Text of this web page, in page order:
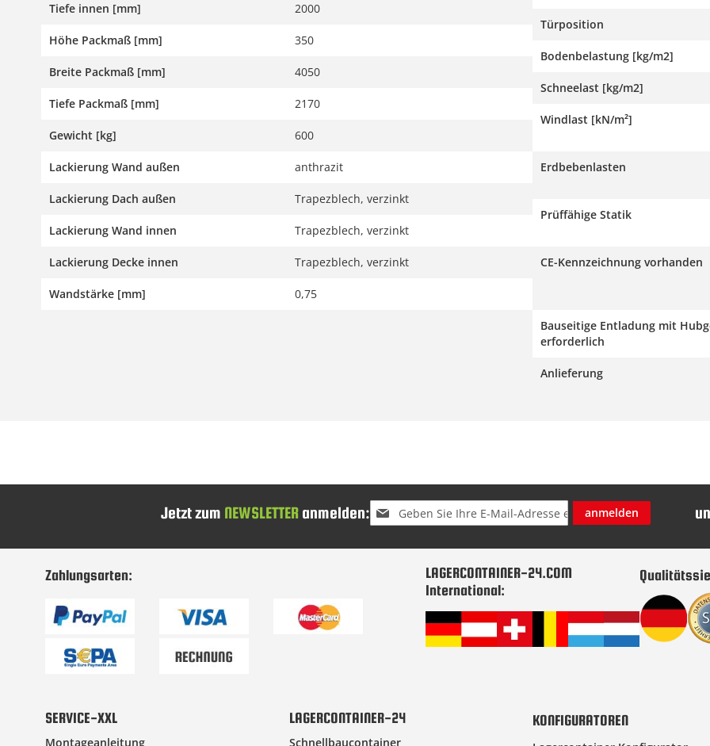
Tiefe innen [mm] 2000
Höhe Packmaß [mm] 350
Breite Packmaß [mm] 4050
Tiefe Packmaß [mm] 2170
Gewicht [kg] 600
Lackierung Wand außen anthrazit
Lackierung Dach außen Trapezblech, verzinkt
Lackierung Wand innen Trapezblech, verzinkt
Lackierung Decke innen Trapezblech, verzinkt
Wandstärke [mm] 0,75
Türposition
Bodenbelastung [kg/m2]
Schneelast [kg/m2]
Windlast [kN/m²]
Erdbebenlasten
Prüffähige Statik
CE-Kennzeichnung vorhanden
Bauseitige Entladung mit
erforderlich
Anlieferung
Jetzt zum NEWSLETTER anmelden: Melden
Sie
Newsletter
anmelden
Zahlungsarten:
LAGERCONTAINER-24.COM
International:
SERVICE-XXL
Montageanleitung
LAGERCONTAINER-24
Schnellbaucontainer
KONFIGURATOREN